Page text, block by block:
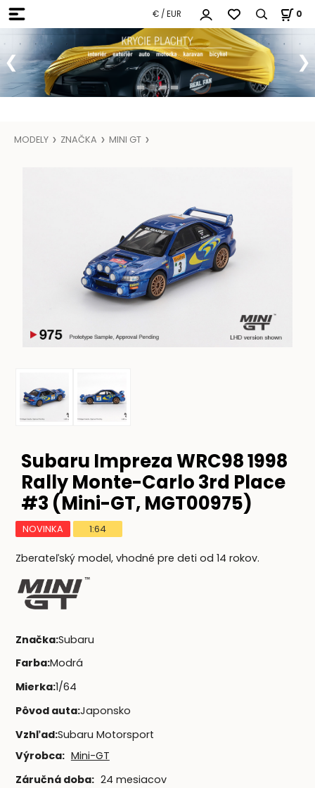
€ / EUR 0
MODELY ZNAČKA MINI GT
Subaru Impreza WRC98 1998
Rally Monte-Carlo 3rd Place
#3 (Mini-GT, MGT00975)
NOVINKA 1:64
Zberateľský model, vhodné pre deti od 14 rokov.
Značka:Subaru
Farba:Modrá
Mierka:1/64
Pôvod auta:Japonsko
Vzhľad:Subaru Motorsport
Výrobca: Mini-GT
Záručná doba: 24 mesiacov